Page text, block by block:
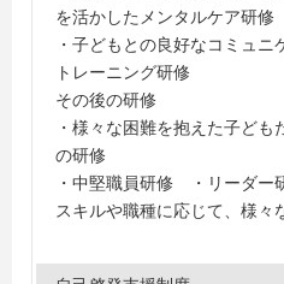
を活かしたメンタルケア研修
・子どもとの良好なコミュ
トレーニング研修
その後の研修
・様々な困難を抱えた子ど
の研修
・中堅職員研修 ・リーダ
スキルや職種に応じて、様々